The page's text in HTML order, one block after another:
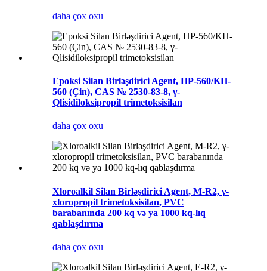
daha çox oxu
Epoksi Silan Birləşdirici Agent, HP-560/KH-
560 (Çin), CAS № 2530-83-8, γ-
Qlisidiloksipropil trimetoksisilan
daha çox oxu
Xloroalkil Silan Birləşdirici Agent, M-R2, γ-
xloropropil trimetoksisilan, PVC
barabanında 200 kq və ya 1000 kq-lıq
qablaşdırma
daha çox oxu